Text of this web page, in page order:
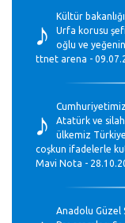
♪
Kültür
Urfa korusu
oğlu ve
ttnet arena -
♪
Atatürk ve silah
ülkemiz Türkiye
coşkun ifadelerle
Mavi Nota -
Anadolu Güzel